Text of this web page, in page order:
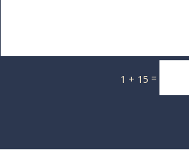
1 + 15 =